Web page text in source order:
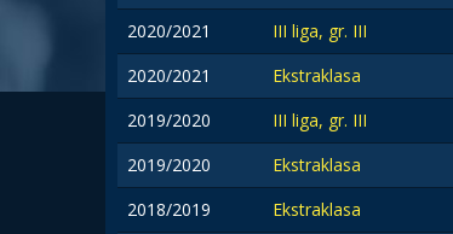
2020/2021
III liga, gr. III
2020/2021
Ekstraklasa
2019/2020
III liga, gr. III
2019/2020
Ekstraklasa
2018/2019
Ekstraklasa